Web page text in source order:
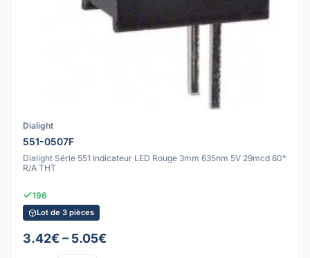
Dialight
551-0507F
Dialight Série 551 Indicateur LED Rouge 3mm 635nm 5V 29mcd 60°
R/A THT
196
Lot de 3 pièces
3.42€ – 5.05€